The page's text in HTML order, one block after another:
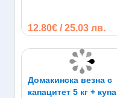
12.80€ / 25.03 лв.
Домакинска везна с
капацитет 5 кг + купа